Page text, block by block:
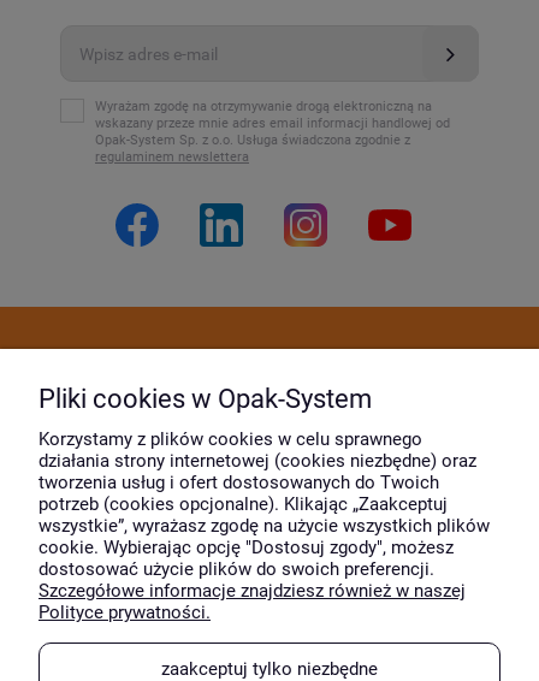
Wyrażam zgodę na otrzymywanie drogą elektroniczną na
wskazany przeze mnie adres email informacji handlowej od
Opak-System Sp. z o.o. Usługa świadczona zgodnie z
regulaminem newslettera
Moje konto
O firmie
Wyróżnili nas
Pliki cookies w Opak-System
Korzystamy z plików cookies w celu sprawnego
działania strony internetowej (cookies niezbędne) oraz
tworzenia usług i ofert dostosowanych do Twoich
potrzeb (cookies opcjonalne). Klikając „Zaakceptuj
wszystkie”, wyrażasz zgodę na użycie wszystkich plików
cookie. Wybierając opcję "Dostosuj zgody", możesz
dostosować użycie plików do swoich preferencji.
Szczegółowe informacje znajdziesz również w naszej
Polityce prywatności.
zaakceptuj tylko niezbędne